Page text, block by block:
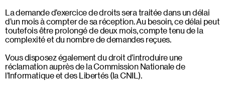
La demande d’exercice de droits sera traitée dans un délai
d’un mois à compter de sa réception. Au besoin, ce délai peut
toutefois être prolongé de deux mois, compte tenu de la
complexité et du nombre de demandes reçues.
Vous disposez également du droit d’introduire une
réclamation auprès de la Commission Nationale de
l’Informatique et des Libertés (la CNIL).